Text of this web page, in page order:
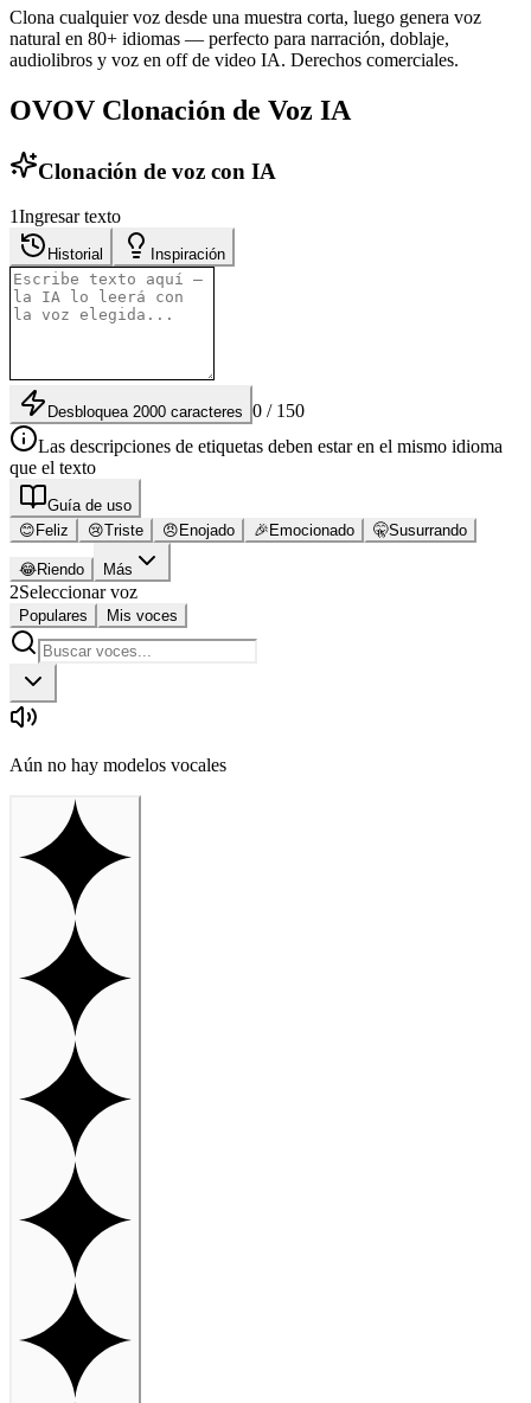
Clona cualquier voz desde una muestra corta, luego genera voz
natural en 80+ idiomas — perfecto para narración, doblaje,
audiolibros y voz en off de video IA. Derechos comerciales.
OVOV Clonación de Voz IA
Clonación de voz con IA
1Ingresar texto
Historial Inspiración
Desbloquea 2000 caracteres 0 / 150
Las descripciones de etiquetas deben estar en el mismo idioma
que el texto
Guía de uso
😊 Feliz 😢Triste 😠 Enojado 🎉 Emocionado 🤫Susurrando
😂Riendo Más
2Seleccionar voz
Populares Mis voces
Aún no hay modelos vocales